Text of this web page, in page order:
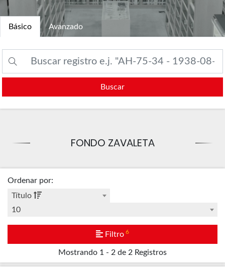
Básico Avanzado
Buscar
FONDO ZAVALETA
Mostrando 1 - 2 de 2 Registros
Ordenar por:
Título
10
Filtro 6